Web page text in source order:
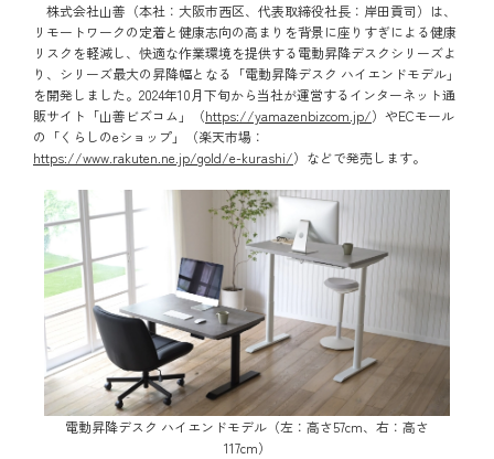
株式会社山善（本社：大阪市西区、代表取締役社長：岸田貢司）は、
リモートワークの定着と健康志向の高まりを背景に座りすぎによる健康
リスクを軽減し、快適な作業環境を提供する電動昇降デスクシリーズよ
り、シリーズ最大の昇降幅となる「電動昇降デスク ハイエンドモデル」
を開発しました。2024年10月下旬から当社が運営するインターネット通
販サイト「山善ビズコム」（https://yamazenbizcom.jp/）やECモール
の「くらしのeショップ」（楽天市場：
https://www.rakuten.ne.jp/gold/e-kurashi/）などで発売します。
電動昇降デスク ハイエンドモデル（左：高さ57cm、右：高さ
117cm）